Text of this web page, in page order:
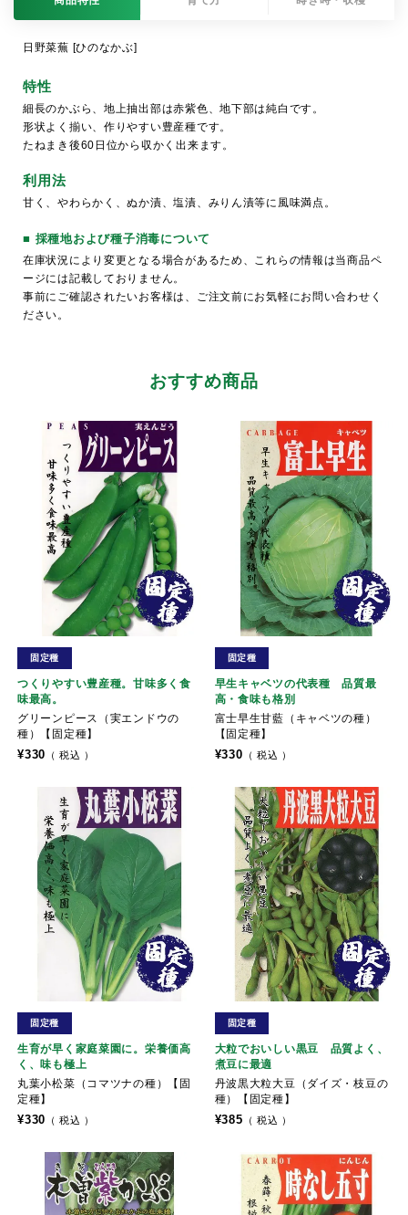
日野菜蕪 [ひのなかぶ]
特性
細長のかぶら、地上抽出部は赤紫色、地下部は純白です。
形状よく揃い、作りやすい豊産種です。
たねまき後60日位から収かく出来ます。
利用法
甘く、やわらかく、ぬか漬、塩漬、みりん漬等に風味満点。
■ 採種地および種子消毒について
在庫状況により変更となる場合があるため、これらの情報は当商品ペ
ージには記載しておりません。
事前にご確認されたいお客様は、ご注文前にお気軽にお問い合わせく
ださい。
おすすめ商品
つくりやすい豊産種。甘味多く食
味最高。
グリーンピース（実エンドウの
種）【固定種】
固定種
¥330 税込
早生キャベツの代表種 品質最
高・食味も格別
富士早生甘藍（キャベツの種）
【固定種】
固定種
¥330 税込
生育が早く家庭菜園に。栄養価高
く、味も極上
丸葉小松菜（コマツナの種）【固
定種】
固定種
¥330 税込
大粒でおいしい黒豆 品質よく、
煮豆に最適
丹波黒大粒大豆（ダイズ・枝豆の
種）【固定種】
固定種
¥385 税込